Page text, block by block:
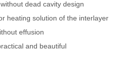
dead cavity design
heating solution of the interlayer
effusion
and beautiful